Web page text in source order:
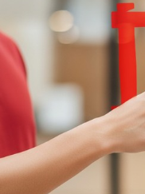
Refiere que por sexo,
4.5 por ciento a tasa
pasó de 5.4 a 5.1 por